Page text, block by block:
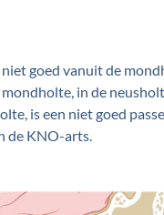
goed vanuit de
in de
is een niet goed
de KNO-arts.